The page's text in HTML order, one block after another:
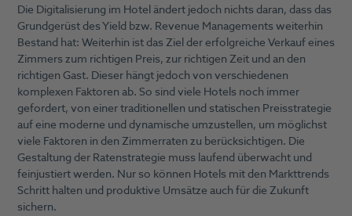
Die Digitalisierung im Hotel ändert jedoch nichts daran, dass das
Grundgerüst des Yield bzw. Revenue Managements weiterhin
Bestand hat: Weiterhin ist das Ziel der erfolgreiche Verkauf eines
Zimmers zum richtigen Preis, zur richtigen Zeit und an den
richtigen Gast. Dieser hängt jedoch von verschiedenen
komplexen Faktoren ab. So sind viele Hotels noch immer
gefordert, von einer traditionellen und statischen Preisstrategie
auf eine moderne und dynamische umzustellen, um möglichst
viele Faktoren in den Zimmerraten zu berücksichtigen. Die
Gestaltung der Ratenstrategie muss laufend überwacht und
feinjustiert werden. Nur so können Hotels mit den Markttrends
Schritt halten und produktive Umsätze auch für die Zukunft
sichern.